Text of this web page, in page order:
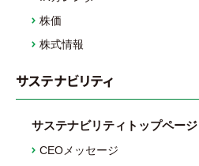
株価
株式情報
サステナビリティ
サステナビリティトップページ
CEOメッセージ